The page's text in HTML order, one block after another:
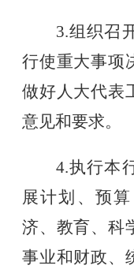
3.组织召
行使重大事项
做好人大代表
意见和要求。
4.执行本
展计划、预
济、教育、科
事业和财政、